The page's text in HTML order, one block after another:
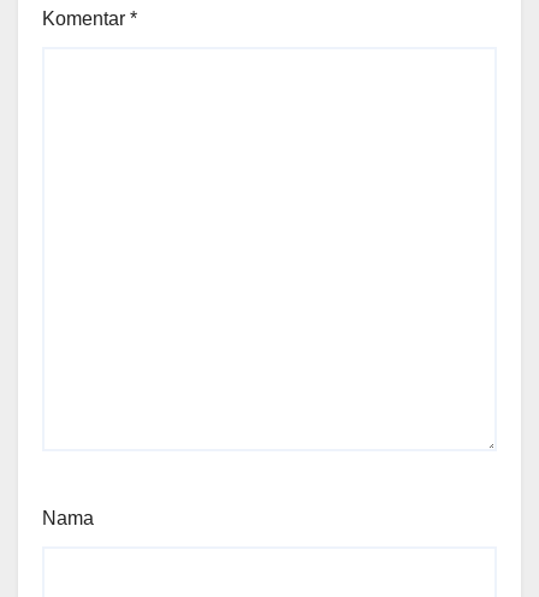
Komentar *
Nama